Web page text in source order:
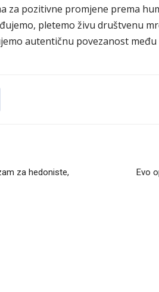
za pozitivne promjene prema
pletemo živu društvenu
autentičnu povezanost
za hedoniste,
Evo